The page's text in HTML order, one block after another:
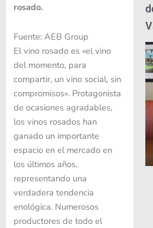
rosado.
Fuente: AEB Group
El vino rosado es «el vino
del momento, para
compartir, un vino social, sin
compromisos». Protagonista
de ocasiones agradables,
los vinos rosados ​​han
ganado un importante
espacio en el mercado en
los últimos años,
representando una
verdadera tendencia
enológica. Numerosos
productores de todo el